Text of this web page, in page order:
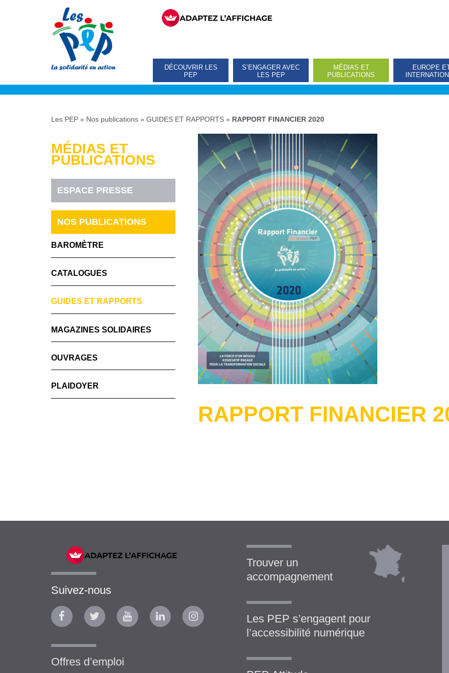
DÉCOUVRIR LES
PEP
S’ENGAGER AVEC
LES PEP
MÉDIAS ET
PUBLICATIONS
EUROPE
Les PEP » Nos publications » GUIDES ET RAPPORTS » RAPPORT FINANCIER 2020
MÉDIAS ET
PUBLICATIONS
ESPACE PRESSE
NOS PUBLICATIONS
BAROMÈTRE
CATALOGUES
GUIDES ET RAPPORTS
MAGAZINES SOLIDAIRES
OUVRAGES
PLAIDOYER
RAPPORT FINANCIER
Suivez-nous
Offres d’emploi
Trouver un
accompagnement
Les PEP s’engagent pour
l’accessibilité numérique